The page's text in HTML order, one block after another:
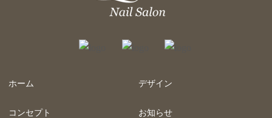
ホーム
コンセプト
デザイン
お知らせ